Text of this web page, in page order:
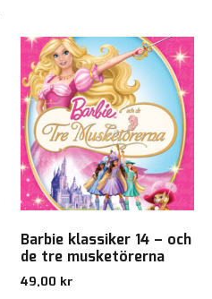
Barbie klassiker 14 – och
de tre musketörerna
49,00 kr